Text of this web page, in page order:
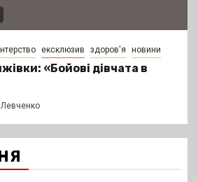
ексклюзив здоров'я новини
«Бойові дівчата в
Левченко